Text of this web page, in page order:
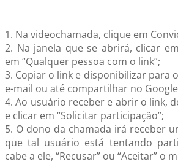
1. Na videochamada, clique em
2. Na janela que se abrirá, clicar
em “Qualquer pessoa com o link”;
3. Copiar o link e disponibilizar para
e-mail ou até compartilhar no
4. Ao usuário receber e abrir o link,
e clicar em “Solicitar participação”;
5. O dono da chamada irá receber
que tal usuário está tentando
cabe a ele, “Recusar” ou “Aceitar” o